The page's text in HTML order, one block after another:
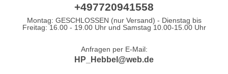
+497720941558
Montag: GESCHLOSSEN (nur Versand) - Dienstag bis
Freitag: 16.00 - 19.00 Uhr und Samstag 10.00-15.00 Uhr
Anfragen per E-Mail:
HP_Hebbel@web.de